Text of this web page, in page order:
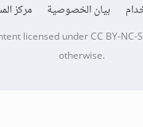
بيان الخصوصية مركز
licensed underCC BY-NC-
otherwise.